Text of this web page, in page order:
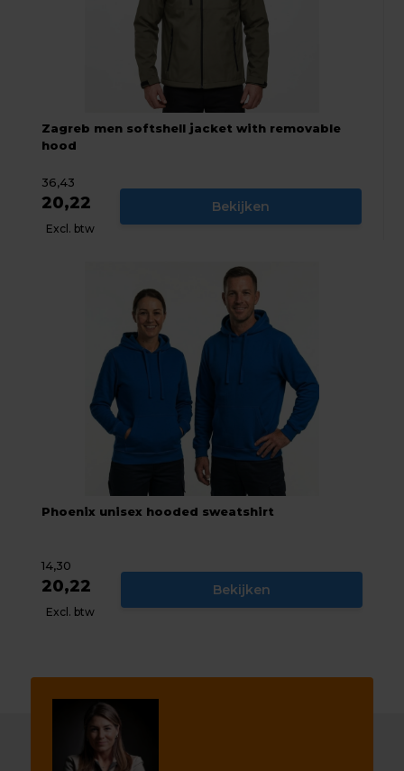
Zagreb men softshell jacket with removable
hood
36,43
20,22
Excl. btw
Bekijken
Phoenix unisex hooded sweatshirt
14,30
20,22
Excl. btw
Bekijken